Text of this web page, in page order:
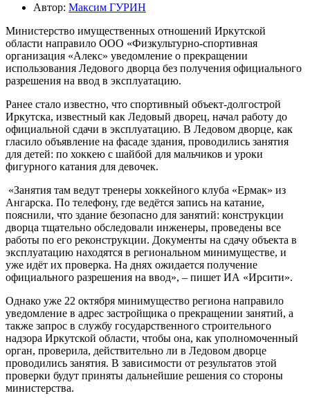
Автор: Максим ГУРИН
Министерство имущественных отношений Иркутской
области направило ООО «Физкультурно-спортивная
организация «Алекс» уведомление о прекращении
использования Ледового дворца без получения официального
разрешения на ввод в эксплуатацию.
Ранее стало известно, что спортивный объект-долгострой
Иркутска, известный как Ледовый дворец, начал работу до
официальной сдачи в эксплуатацию. В Ледовом дворце, как
гласило объявление на фасаде здания, проводились занятия
для детей: по хоккею с шайбой для мальчиков и уроки
фигурного катания для девочек.
«Занятия там ведут тренеры хоккейного клуба «Ермак» из
Ангарска. По телефону, где ведётся запись на катание,
пояснили, что здание безопасно для занятий: конструкции
дворца тщательно обследовали инженеры, проведены все
работы по его реконструкции. Документы на сдачу объекта в
эксплуатацию находятся в региональном минимуществе, и
уже идёт их проверка. На днях ожидается получение
официального разрешения на ввод», – пишет ИА «Ирсити».
Однако уже 22 октября минимущество региона направило
уведомление в адрес застройщика о прекращении занятий, а
также запрос в службу государственного строительного
надзора Иркутской области, чтобы она, как уполномоченный
орган, проверила, действительно ли в Ледовом дворце
проводились занятия. В зависимости от результатов этой
проверки будут приняты дальнейшие решения со стороны
министерства.